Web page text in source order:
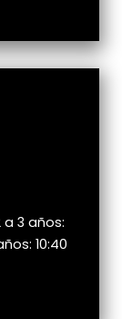
a 3 años:
10:40